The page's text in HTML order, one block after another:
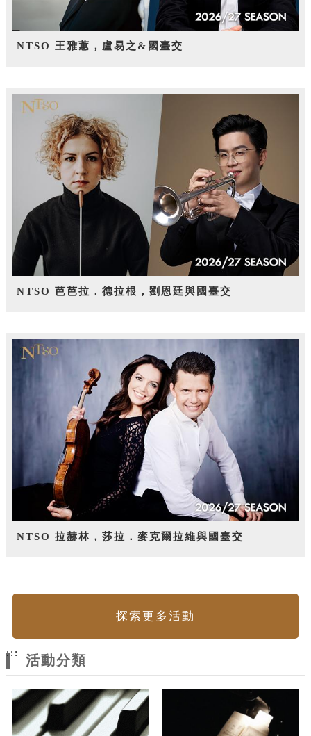
NTSO 王雅蕙，盧易之&國臺交
NTSO 芭芭拉．德拉根，劉恩廷與國臺交
NTSO 拉赫林，莎拉．麥克爾拉維與國臺交
探索更多活動
:::
活動分類